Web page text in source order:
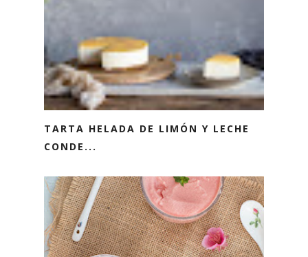
TARTA HELADA DE LIMÓN Y LECHE
CONDE...